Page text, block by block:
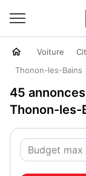
Voiture
Thonon-les-Bains
45
Thonon-les-